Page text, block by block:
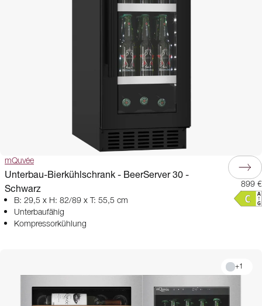
mQuvée
Unterbau-Bierkühlschrank - BeerServer 30 -
Schwarz
B: 29,5 x H: 82/89 x T: 55,5 cm
Unterbaufähig
Kompressorkühlung
899 €
+1